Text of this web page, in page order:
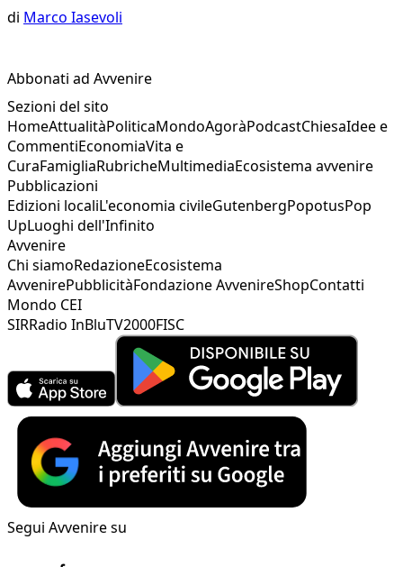
di Marco Iasevoli
Abbonati ad Avvenire
Sezioni del sito
HomeAttualitàPoliticaMondoAgoràPodcastChiesaIdee e
CommentiEconomiaVita e
CuraFamigliaRubricheMultimediaEcosistema avvenire
Pubblicazioni
Edizioni localiL'economia civileGutenbergPopotusPop
UpLuoghi dell'Infinito
Avvenire
Chi siamoRedazioneEcosistema
AvvenirePubblicitàFondazione AvvenireShopContatti
Mondo CEI
SIRRadio InBluTV2000FISC
Segui Avvenire su